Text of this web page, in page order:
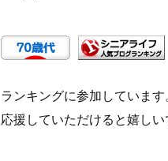
ランキングに参加しています
応援していただけると嬉しい